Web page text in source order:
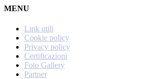
MENU
Link utili
Cookie policy
Privacy policy
Certificazioni
Foto Gallery
Partner